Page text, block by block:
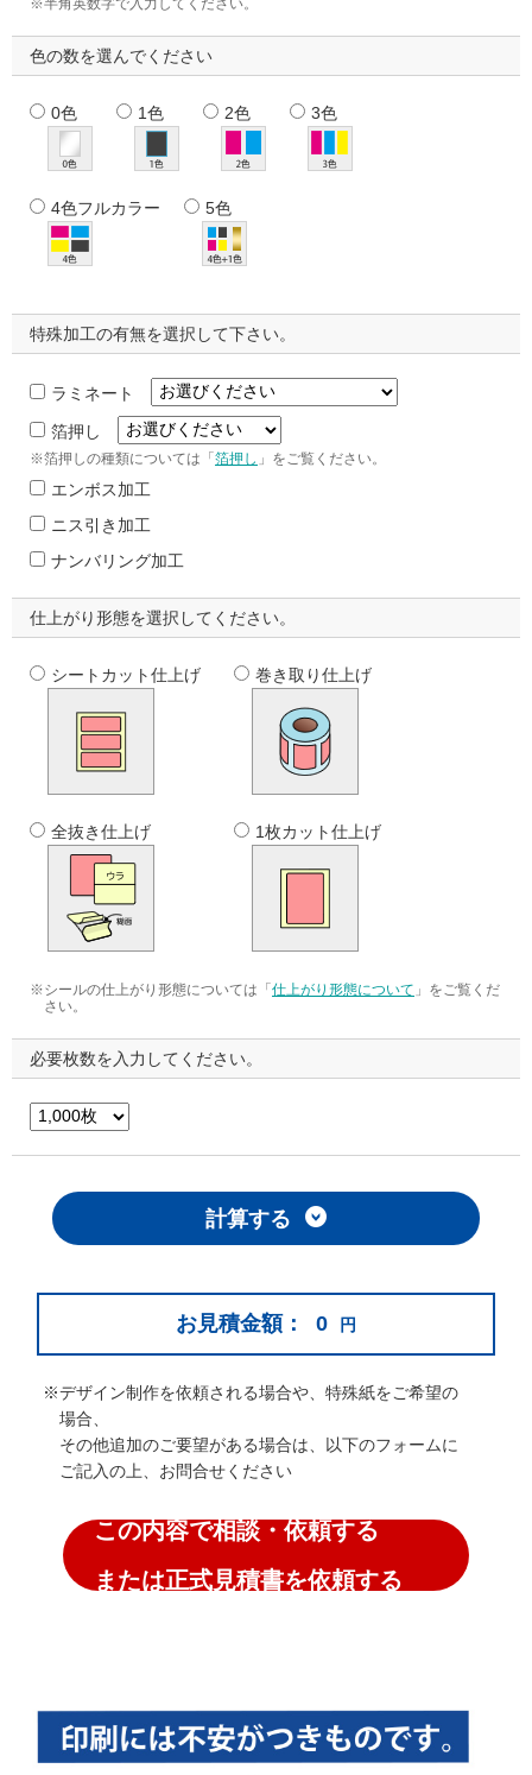
※半角英数字で入力してください。
色の数を選んでください
0色 1色 2色 3色
4色フルカラー 5色
特殊加工の有無を選択して下さい。
ラミネート
箔押し
※箔押しの種類については「 箔押し 」をご覧ください。
エンボス加工
ニス引き加工
ナンバリング加工
仕上がり形態を選択してください。
シートカット仕上げ 巻き取り仕上げ
全抜き仕上げ 1枚カット仕上げ
※シールの仕上がり形態については「 仕上がり形態について 」をご覧くだ
さい。
必要枚数を入力してください。
計算する
お見積金額： 0 円
※デザイン制作を依頼される場合や、特殊紙をご希望の
場合、
その他追加のご要望がある場合は、以下のフォームに
ご記入の上、お問合せください
この内容で相談・依頼する
または正式見積書を依頼する